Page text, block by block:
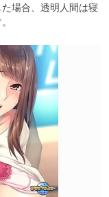
場合、透明人間は寝